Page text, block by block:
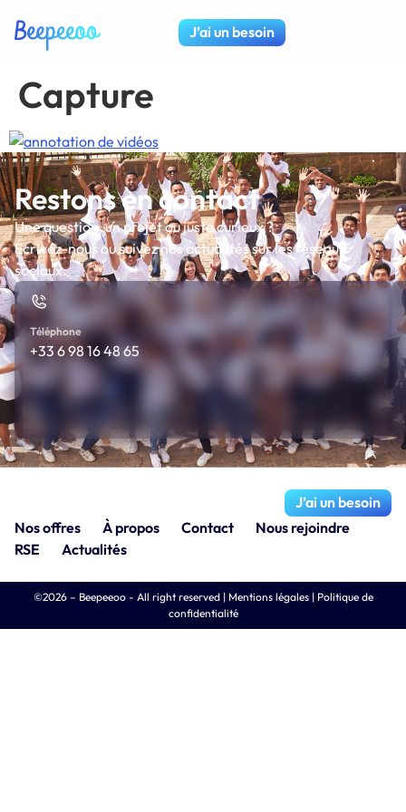
J’ai un besoin
Capture
Restons en contact
Une question, un projet ou juste curieux ?
Écrivez-nous ou suivez nos actualités sur les réseaux
sociaux.
Téléphone
+33 6 98 16 48 65
Nos offres À propos Contact
Nous rejoindre
RSE
Actualités
J’ai un besoin
©2026 – Beepeeoo - All right reserved | Mentions légales| Politique de
confidentialité